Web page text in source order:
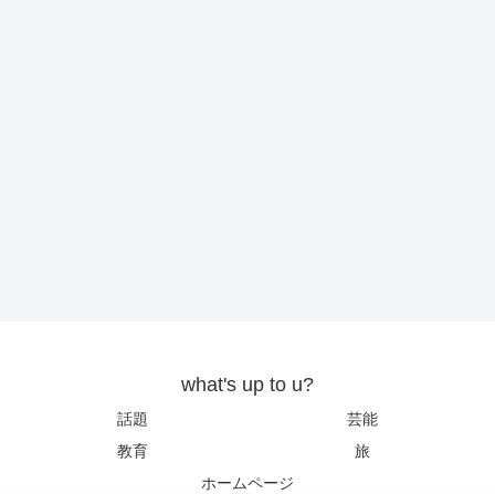
what's up to u?
話題
芸能
教育
旅
ホームページ